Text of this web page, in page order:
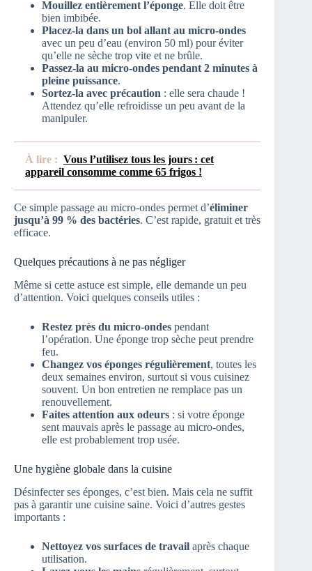
Mouillez entièrement l’éponge. Elle doit être
bien imbibée.
Placez-la dans un bol allant au micro-ondes
avec un peu d’eau (environ 50 ml) pour éviter
qu’elle ne sèche trop vite et ne brûle.
Passez-la au micro-ondes pendant 2 minutes à
pleine puissance.
Sortez-la avec précaution : elle sera chaude !
Attendez qu’elle refroidisse un peu avant de la
manipuler.
À lire : Vous l’utilisez tous les jours : cet
appareil consomme comme 65 frigos !
Ce simple passage au micro-ondes permet d’éliminer
jusqu’à 99 % des bactéries. C’est rapide, gratuit et très
efficace.
Quelques précautions à ne pas négliger
Même si cette astuce est simple, elle demande un peu
d’attention. Voici quelques conseils utiles :
Restez près du micro-ondes pendant
l’opération. Une éponge trop sèche peut prendre
feu.
Changez vos éponges régulièrement, toutes les
deux semaines environ, surtout si vous cuisinez
souvent. Un bon entretien ne remplace pas un
renouvellement.
Faites attention aux odeurs : si votre éponge
sent mauvais après le passage au micro-ondes,
elle est probablement trop usée.
Une hygiène globale dans la cuisine
Désinfecter ses éponges, c’est bien. Mais cela ne suffit
pas à garantir une cuisine saine. Voici d’autres gestes
importants :
Nettoyez vos surfaces de travail après chaque
utilisation.